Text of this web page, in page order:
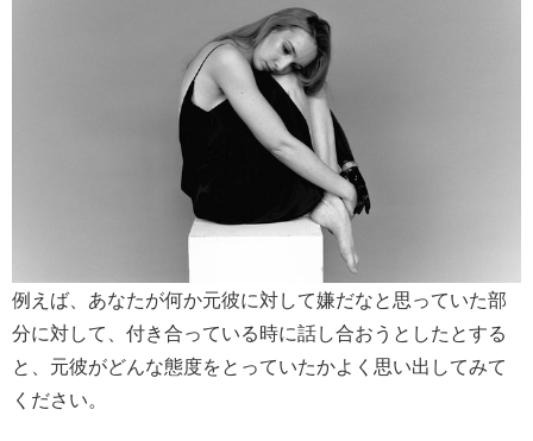
例えば、あなたが何か元彼に対して嫌だなと思っていた部
分に対して、付き合っている時に話し合おうとしたとする
と、元彼がどんな態度をとっていたかよく思い出してみて
ください。